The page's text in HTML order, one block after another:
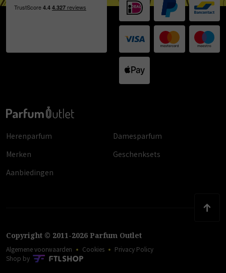
Herenparfum
Damesparfum
Merken
Geschenksets
Aanbiedingen
Copyright © 2011-2026 Parfum Outlet
Algemene voorwaarden Cookies
Privacy Policy
Shop by